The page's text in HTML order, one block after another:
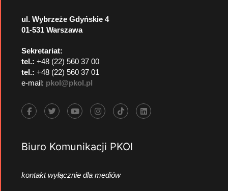
ul. Wybrzeże Gdyńskie 4
01-531 Warszawa
Sekretariat:
tel.: +48 (22) 560 37 00
tel.: +48 (22) 560 37 01
e-mail: pkol@pkol.pl
Biuro Komunikacji PKOl
kontakt wyłącznie dla mediów